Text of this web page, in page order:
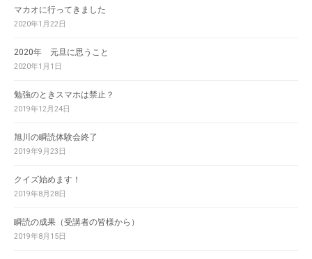
マカオに行ってきました
2020年1月22日
2020年 元旦に思うこと
2020年1月1日
勉強のときスマホは禁止？
2019年12月24日
旭川の瞬読体験会終了
2019年9月23日
クイズ始めます！
2019年8月28日
瞬読の成果（受講者の皆様から）
2019年8月15日